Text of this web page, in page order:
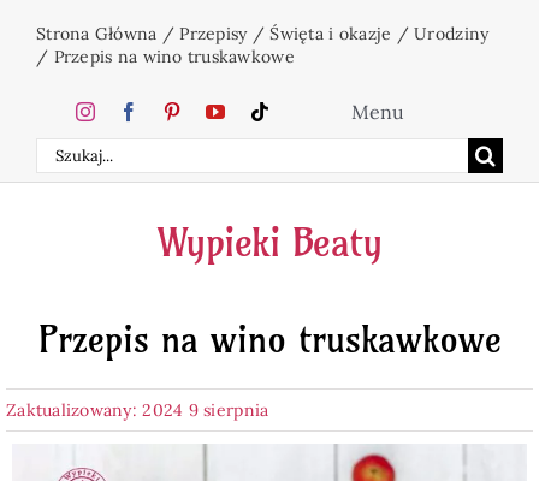
zawartości
Strona Główna /Przepisy/Święta i okazje /Urodziny
/ Przepis na wino truskawkowe
Szukaj
Menu
Home
Ciasta
Desery
Wypieki Beaty
Przepis na wino truskawkowe
Zaktualizowany: 2024 9 sierpnia